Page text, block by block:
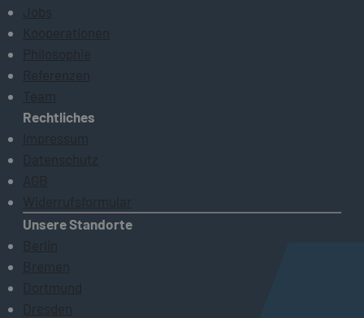
Jobs
Kooperationen
Philosophie
Referenzen
Team
Rechtliches
Impressum
Datenschutz
AGB
Widerrufsformular
Unsere Standorte
Berlin
Bremen
Dortmund
Dresden